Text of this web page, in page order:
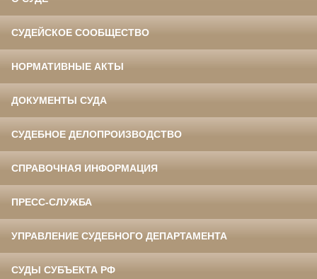
СУДЕЙСКОЕ СООБЩЕСТВО
НОРМАТИВНЫЕ АКТЫ
ДОКУМЕНТЫ СУДА
СУДЕБНОЕ ДЕЛОПРОИЗВОДСТВО
СПРАВОЧНАЯ ИНФОРМАЦИЯ
ПРЕСС-СЛУЖБА
УПРАВЛЕНИЕ СУДЕБНОГО ДЕПАРТАМЕНТА
СУДЫ СУБЪЕКТА РФ